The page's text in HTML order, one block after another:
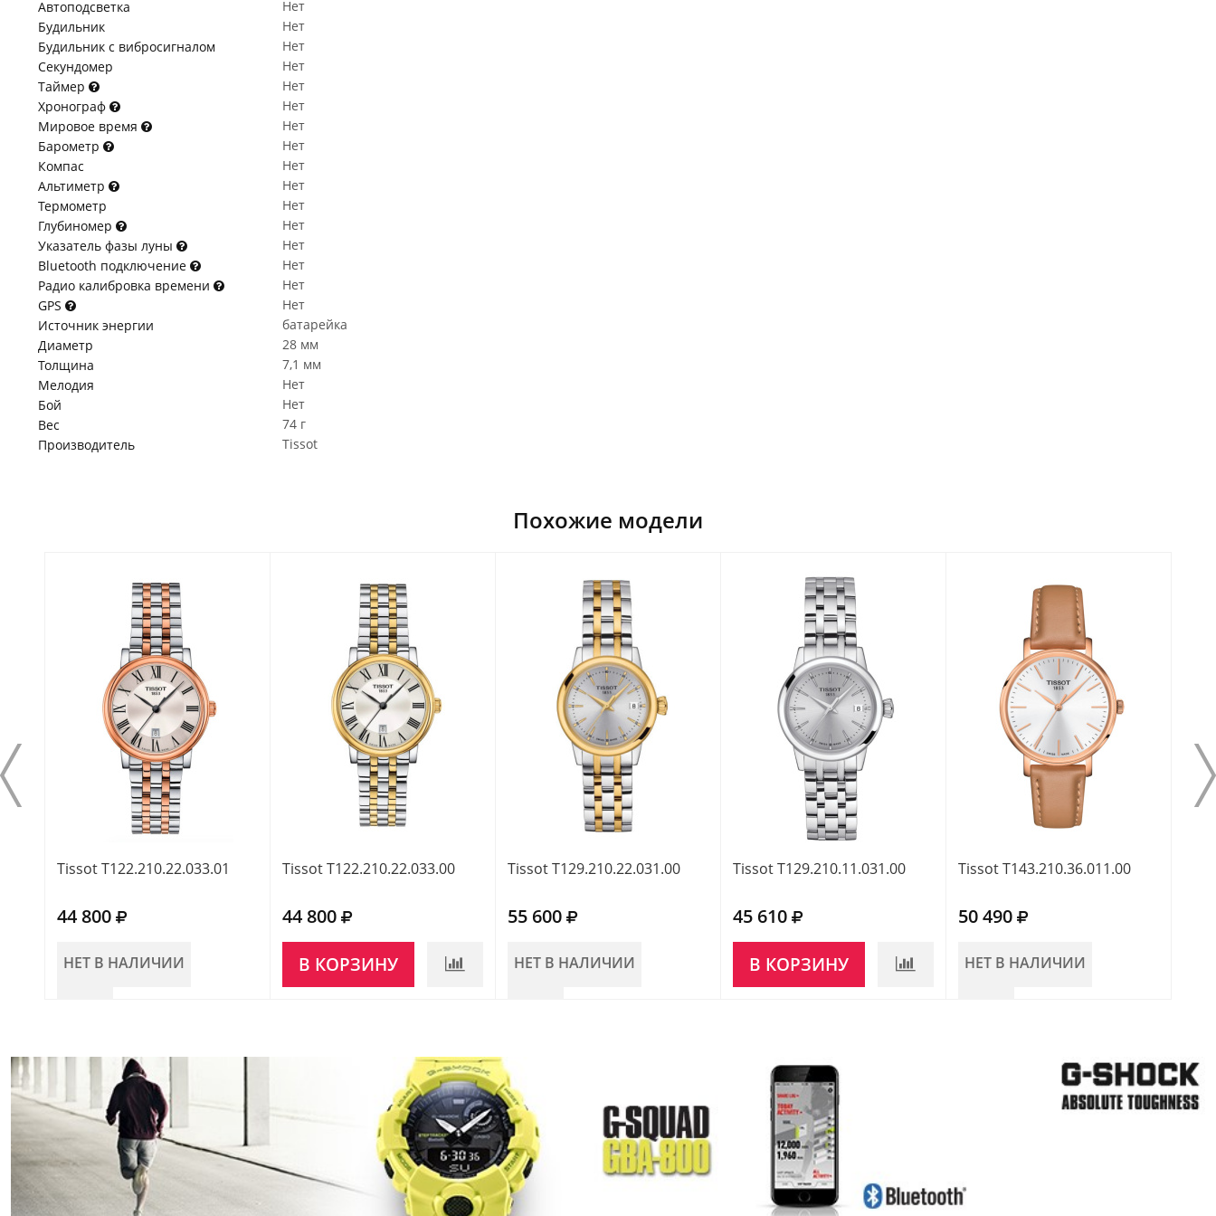
Автоподсветка
Нет
Будильник
Нет
Будильник с вибросигналом
Нет
Секундомер
Нет
Таймер
Нет
Хронограф
Нет
Мировое время
Нет
Барометр
Нет
Компас
Нет
Альтиметр
Нет
Термометр
Нет
Глубиномер
Нет
Указатель фазы луны
Нет
Bluetooth подключение
Нет
Радио калибровка времени
Нет
GPS
Нет
Источник энергии
батарейка
Диаметр
28 мм
Толщина
7,1 мм
Мелодия
Нет
Бой
Нет
Вес
74 г
Производитель
Tissot
Похожие модели
Tissot T122.210.22.033.01
44 800
НЕТ В НАЛИЧИИ
Tissot T122.210.22.033.00
44 800
В КОРЗИНУ
Tissot T129.210.22.031.00
55 600
НЕТ В НАЛИЧИИ
Tissot T129.210.11.031.00
45 610
В КОРЗИНУ
Tissot T143.210.36.011.00
50 490
НЕТ В НАЛИЧИИ